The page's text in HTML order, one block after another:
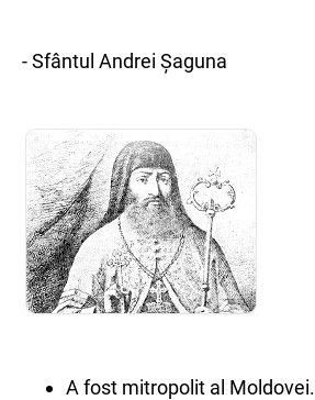
- Sfântul Andrei Șaguna
A fost mitropolit al Moldovei.